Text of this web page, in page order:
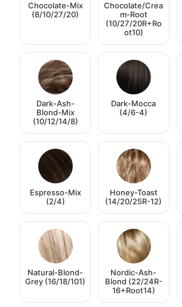
Chocolate-Mix
(8/10/27/20)
Chocolate/Crea
m-Root
(10/27/20R+Ro
ot10)
Dark-Ash-
Blond-Mix
(10/12/14/8)
Dark-Mocca
(4/6-4)
Espresso-Mix
(2/4)
Honey-Toast
(14/20/25R-12)
Natural-Blond-
Grey (16/18/101)
Nordic-Ash-
Blond (22/24R-
16+Root14)